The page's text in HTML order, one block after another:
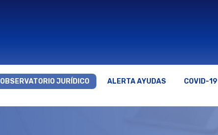
OBSERVATORIO JURÍDICO ALERTA AYUDAS COVID-19